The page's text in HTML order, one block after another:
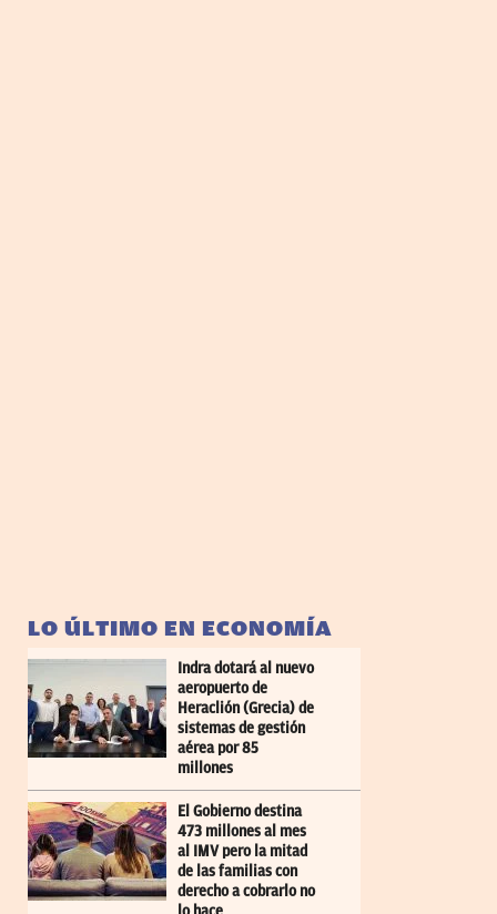
LO ÚLTIMO EN ECONOMÍA
Indra dotará al nuevo
aeropuerto de
Heraclión (Grecia) de
sistemas de gestión
aérea por 85
millones
El Gobierno destina
473 millones al mes
al IMV pero la mitad
de las familias con
derecho a cobrarlo no